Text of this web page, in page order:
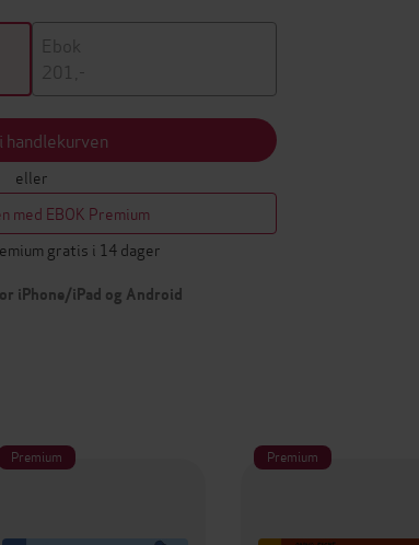
Ebok
201,-
handlekurven
eller
med EBOK Premium
gratis i 14 dager
iPhone/iPad og Android
Premium Premium